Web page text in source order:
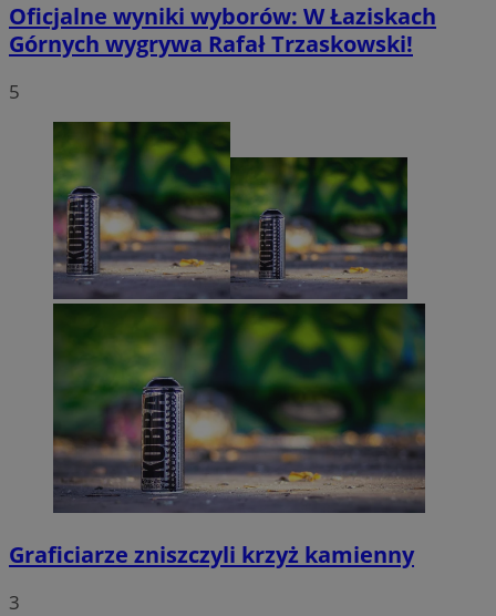
Oficjalne wyniki wyborów: W Łaziskach
Górnych wygrywa Rafał Trzaskowski!
5
Graficiarze zniszczyli krzyż kamienny
3